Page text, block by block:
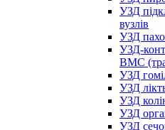
УЗД
вузлів
УЗД
УЗД-
ВМС
УЗД
УЗД
УЗД
УЗД
УЗД